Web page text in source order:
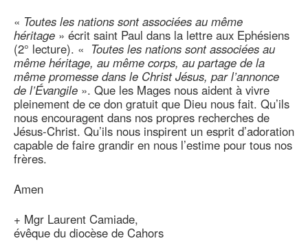
« Toutes les nations sont associées au même
héritage » écrit saint Paul dans la lettre aux Ephésiens
(2° lecture). « Toutes les nations sont associées au
même héritage, au même corps, au partage de la
même promesse dans le Christ Jésus, par l’annonce
de l’Évangile ». Que les Mages nous aident à vivre
pleinement de ce don gratuit que Dieu nous fait. Qu’ils
nous encouragent dans nos propres recherches de
Jésus-Christ. Qu’ils nous inspirent un esprit d’adoration
capable de faire grandir en nous l’estime pour tous nos
frères.
Amen
+ Mgr Laurent Camiade,
évêque du diocèse de Cahors